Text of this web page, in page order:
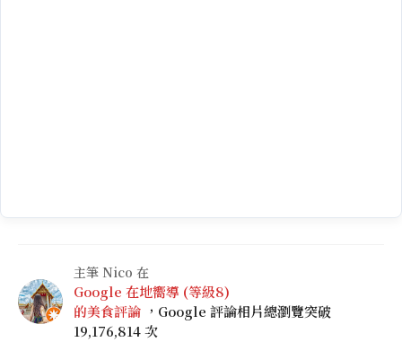
主筆 Nico 在
Google 在地嚮導 (等級8)
的美食評論 ，Google 評論相片總瀏覽突破
19,176,814 次